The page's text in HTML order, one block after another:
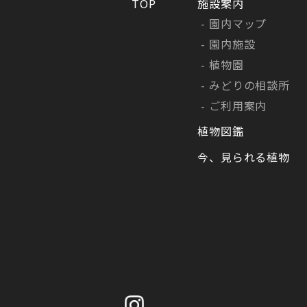
園内マップ
園内施設
植物園
みどりの相談所
ご利用案内
植物図鑑
今、見られる植物